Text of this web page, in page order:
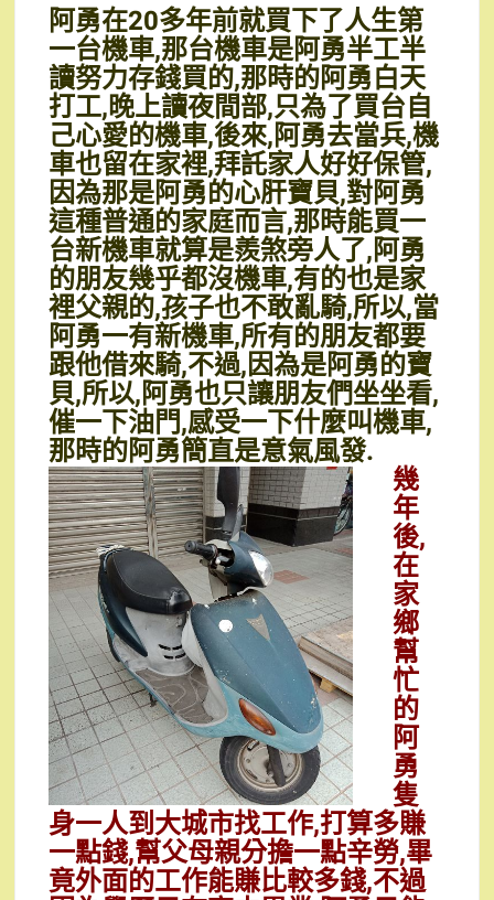
阿勇在20多年前就買下了人生第
一台機車,那台機車是阿勇半工半
讀努力存錢買的,那時的阿勇白天
打工,晚上讀夜間部,只為了買台自
己心愛的機車,後來,阿勇去當兵,機
車也留在家裡,拜託家人好好保管,
因為那是阿勇的心肝寶貝,對阿勇
這種普通的家庭而言,那時能買一
台新機車就算是羨煞旁人了,阿勇
的朋友幾乎都沒機車,有的也是家
裡父親的,孩子也不敢亂騎,所以,當
阿勇一有新機車,所有的朋友都要
跟他借來騎,不過,因為是阿勇的寶
貝,所以,阿勇也只讓朋友們坐坐看,
催一下油門,感受一下什麼叫機車,
那時的阿勇簡直是意氣風發.
幾
年
後,
在
家
鄉
幫
忙
的
阿
勇
隻
身一人到大城市找工作,打算多賺
一點錢,幫父母親分擔一點辛勞,畢
竟外面的工作能賺比較多錢,不過